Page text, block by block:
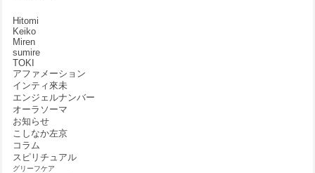
Hitomi
Keiko
Miren
sumire
TOKI
アファメーション
インティ來未
エンジェルナンバー
オーラソーマ
お知らせ
こしなか左京
コラム
スピリチュアル
グリーフケア